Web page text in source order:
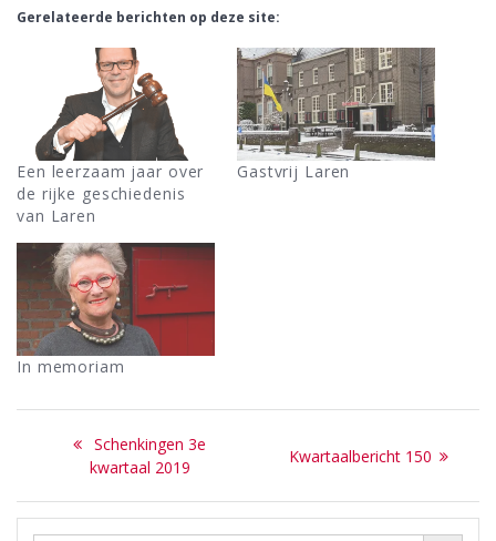
Gerelateerde berichten op deze site:
Een leerzaam jaar over
de rijke geschiedenis
van Laren
Gastvrij Laren
In memoriam
Bericht
navigatie
Previous
post:
Schenkingen 3e
kwartaal 2019
Next
Kwartaalbericht 150
Zoekknop